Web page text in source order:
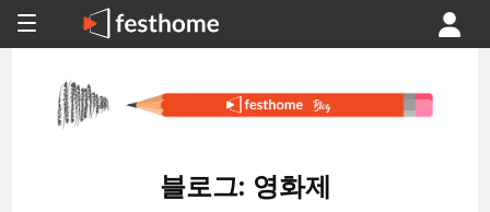
블로그: 영화제